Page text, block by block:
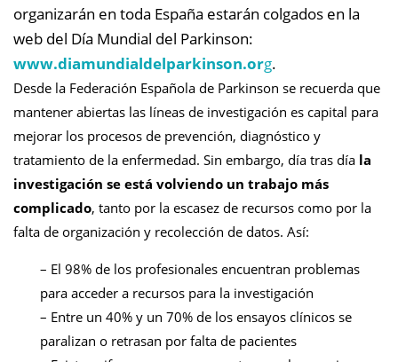
organizarán en toda España estarán colgados en la
web del Día Mundial del Parkinson:
www.diamundialdelparkinson.org.
Desde la Federación Española de Parkinson se recuerda que
mantener abiertas las líneas de investigación es capital para
mejorar los procesos de prevención, diagnóstico y
tratamiento de la enfermedad. Sin embargo, día tras día la
investigación se está volviendo un trabajo más
complicado, tanto por la escasez de recursos como por la
falta de organización y recolección de datos. Así:
– El 98% de los profesionales encuentran problemas
para acceder a recursos para la investigación
– Entre un 40% y un 70% de los ensayos clínicos se
paralizan o retrasan por falta de pacientes